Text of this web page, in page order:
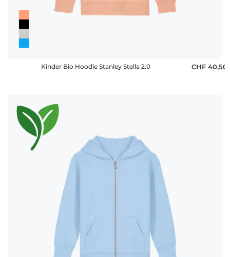
Kinder Bio Hoodie Stanley Stella 2.0 CHF 40,50